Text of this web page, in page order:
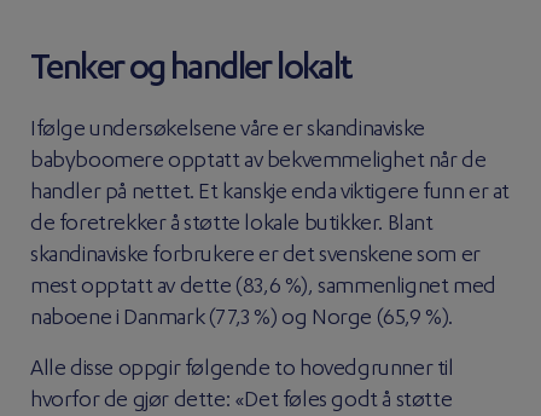
Tenker og handler lokalt
Ifølge undersøkelsene våre er skandinaviske
babyboomere opptatt av bekvemmelighet når de
handler på nettet. Et kanskje enda viktigere funn er at
de foretrekker å støtte lokale butikker. Blant
skandinaviske forbrukere er det svenskene som er
mest opptatt av dette (83,6 %), sammenlignet med
naboene i Danmark (77,3 %) og Norge (65,9 %).
Alle disse oppgir følgende to hovedgrunner til
hvorfor de gjør dette: «Det føles godt å støtte